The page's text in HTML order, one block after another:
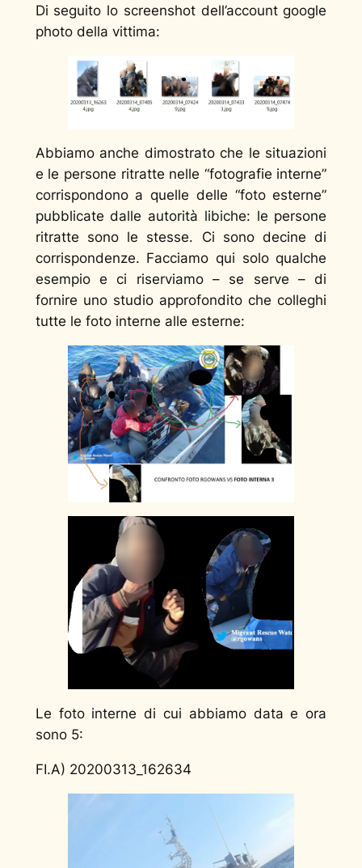
Di seguito lo screenshot dell’account google
photo della vittima:
Abbiamo anche dimostrato che le situazioni
e le persone ritratte nelle “fotografie interne”
corrispondono a quelle delle “foto esterne”
pubblicate dalle autorità libiche: le persone
ritratte sono le stesse. Ci sono decine di
corrispondenze. Facciamo qui solo qualche
esempio e ci riserviamo – se serve – di
fornire uno studio approfondito che colleghi
tutte le foto interne alle esterne:
Le foto interne di cui abbiamo data e ora
sono 5:
FI.A) 20200313_162634